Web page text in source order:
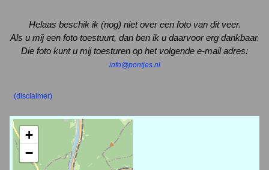
Helaas beschik ik (nog) niet over een foto van dit veer.
Als u mij een foto toestuurt, dan ben ik u daarvoor erg dankbaar.
Die foto kunt u mij toesturen op het volgende e-mail adres:
info@pontjes.nl
(disclaimer)
+
−